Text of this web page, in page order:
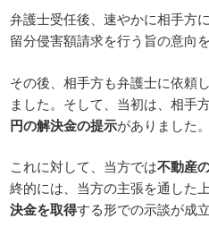
弁護士受任後、速やかに相手方
留分侵害額請求を行う旨の意向
その後、相手方も弁護士に依頼
ました。そして、当初は、相手
円の解決金の提示がありました。
これに対して、当方では不動産
終的には、当方の主張を通した上
決金を取得する形での示談が成